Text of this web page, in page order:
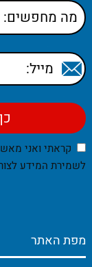
קראתי ואני
לשמירת המידע
מפת האתר